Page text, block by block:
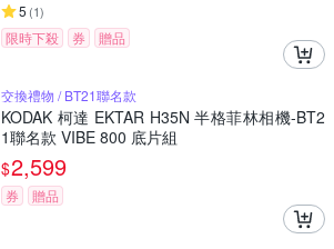
5 (1)
限時下殺 券 贈品
交換禮物 / BT21聯名款
KODAK 柯達 EKTAR H35N 半格菲林相機-BT2
1聯名款 VIBE 800 底片組
$2,599
券 贈品